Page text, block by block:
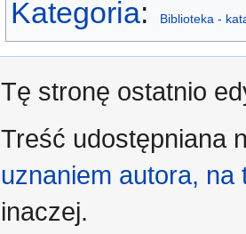
Kategoria: Biblioteka -
Tę stronę ostatnio
Treść udostępniana
uznaniem autora,
inaczej.